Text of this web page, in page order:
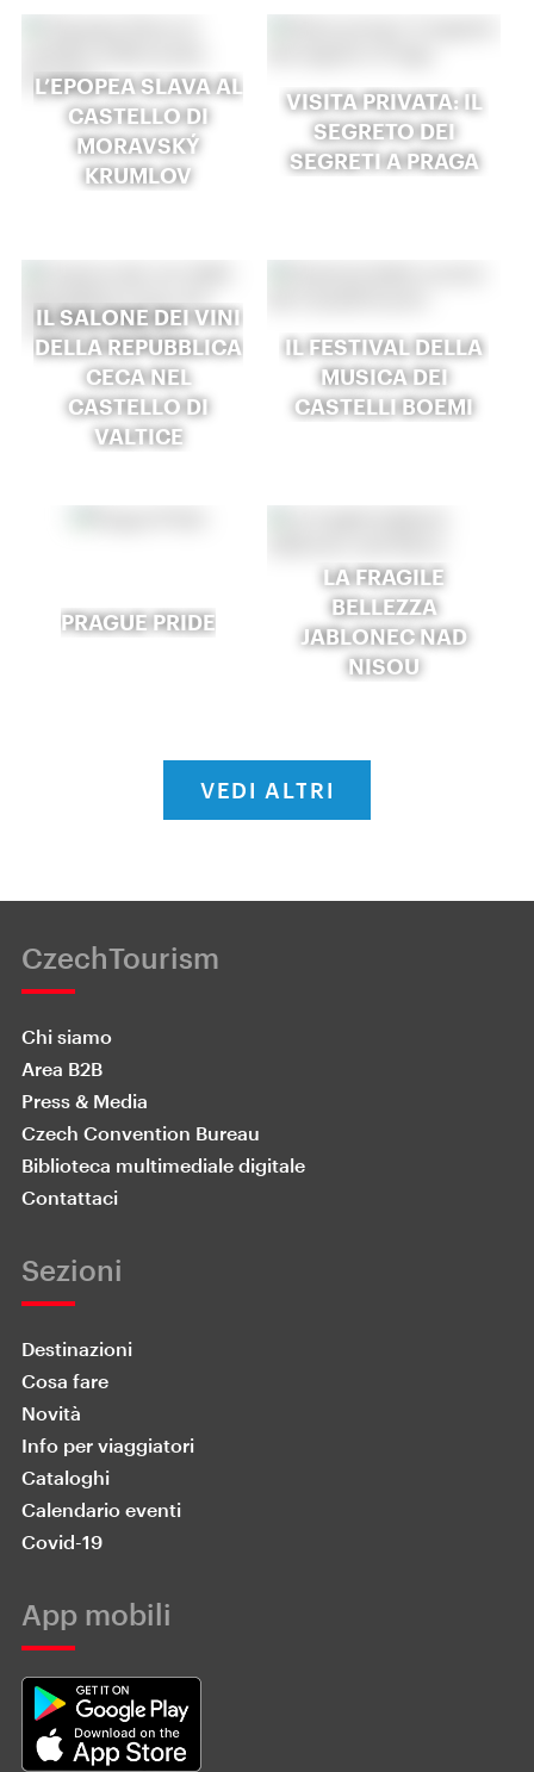
L’EPOPEA SLAVA AL
CASTELLO DI
MORAVSKÝ
KRUMLOV
VISITA PRIVATA: IL
SEGRETO DEI
SEGRETI A PRAGA
IL SALONE DEI VINI
DELLA REPUBBLICA
CECA NEL
CASTELLO DI
VALTICE
IL FESTIVAL DELLA
MUSICA DEI
CASTELLI BOEMI
PRAGUE PRIDE
LA FRAGILE
BELLEZZA
JABLONEC NAD
NISOU
VEDI ALTRI
CzechTourism
Chi siamo
Area B2B
Press & Media
Czech Convention Bureau
Biblioteca multimediale digitale
Contattaci
Sezioni
Destinazioni
Cosa fare
Novità
Info per viaggiatori
Cataloghi
Calendario eventi
Covid-19
App mobili